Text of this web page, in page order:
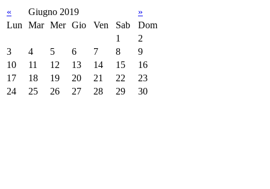
« Giugno 2019
»
Lun
Mar Mer Gio Ven Sab
Dom
1
2
3
4 5 6 7 8
9
10
11 12 13 14 15
16
17
18 19 20 21 22
23
24
25 26 27 28 29 30